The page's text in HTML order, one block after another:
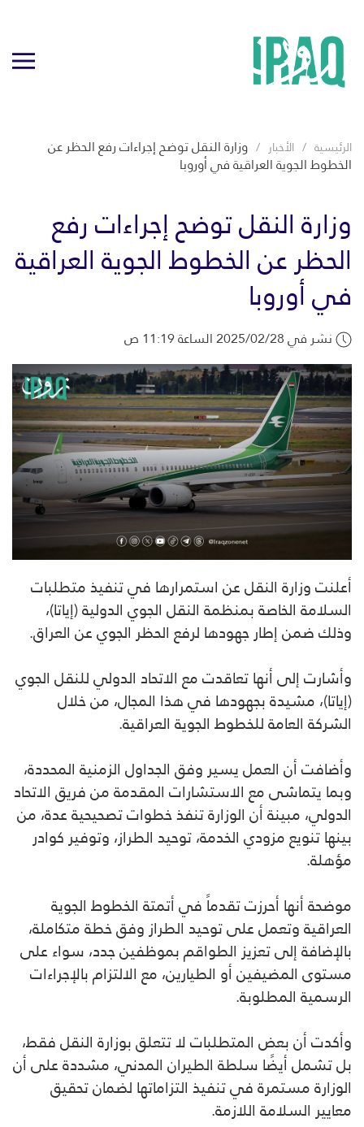
الرئيسية الأخبار وزارة النقل توضح إجراءات رفع الحظر عن
الخطوط الجوية العراقية في أوروبا
وزارة النقل توضح إجراءات رفع
الحظر عن الخطوط الجوية العراقية
في أوروبا
نشر في 2025/02/28 الساعة 11:19 ص
أعلنت وزارة النقل عن استمرارها في تنفيذ متطلبات
السلامة الخاصة بمنظمة النقل الجوي الدولية (إياتا)،
وذلك ضمن إطار جهودها لرفع الحظر الجوي عن العراق.
وأشارت إلى أنها تعاقدت مع الاتحاد الدولي للنقل الجوي
(إياتا)، مشيدة بجهودها في هذا المجال، من خلال
الشركة العامة للخطوط الجوية العراقية.
وأضافت أن العمل يسير وفق الجداول الزمنية المحددة،
وبما يتماشى مع الاستشارات المقدمة من فريق الاتحاد
الدولي، مبينة أن الوزارة تنفذ خطوات تصحيحية عدة، من
بينها تنويع مزودي الخدمة، توحيد الطراز، وتوفير كوادر
مؤهلة.
موضحة أنها أحرزت تقدماً في أتمتة الخطوط الجوية
العراقية وتعمل على توحيد الطراز وفق خطة متكاملة،
بالإضافة إلى تعزيز الطواقم بموظفين جدد، سواء على
مستوى المضيفين أو الطيارين، مع الالتزام بالإجراءات
الرسمية المطلوبة.
وأكدت أن بعض المتطلبات لا تتعلق بوزارة النقل فقط،
بل تشمل أيضًا سلطة الطيران المدني، مشددة على أن
الوزارة مستمرة في تنفيذ التزاماتها لضمان تحقيق
معايير السلامة اللازمة.